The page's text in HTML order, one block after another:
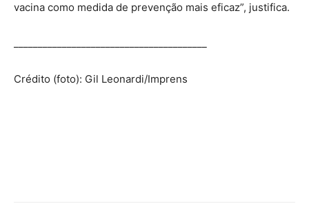
vacina como medida de prevenção mais eficaz”, justifica.
Crédito (foto): Gil Leonardi/Imprens